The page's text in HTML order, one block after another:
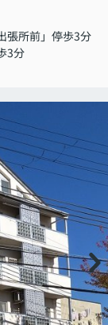
張所前」停歩3分
3分